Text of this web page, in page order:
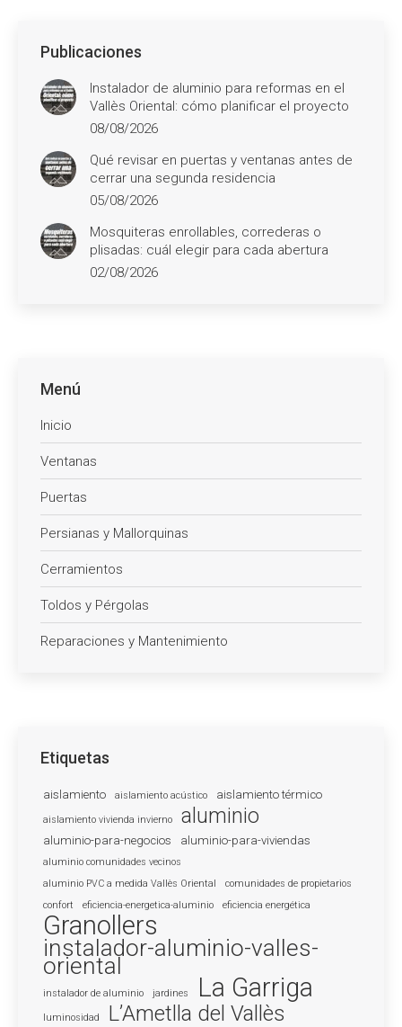
Publicaciones
Instalador de aluminio para reformas en el
Vallès Oriental: cómo planificar el proyecto
08/08/2026
Qué revisar en puertas y ventanas antes de
cerrar una segunda residencia
05/08/2026
Mosquiteras enrollables, correderas o
plisadas: cuál elegir para cada abertura
02/08/2026
Menú
Inicio
Ventanas
Puertas
Persianas y Mallorquinas
Cerramientos
Toldos y Pérgolas
Reparaciones y Mantenimiento
Etiquetas
aislamiento aislamiento acústico aislamiento térmico
aislamiento vivienda invierno aluminio
aluminio-para-negocios aluminio-para-viviendas
aluminio comunidades vecinos
aluminio PVC a medida Vallès Oriental
comunidades de propietarios
confort
eficiencia-energetica-aluminio eficiencia energética
Granollers
instalador-aluminio-valles-
oriental
instalador de aluminio jardines La Garriga
luminosidad L’Ametlla del Vallès